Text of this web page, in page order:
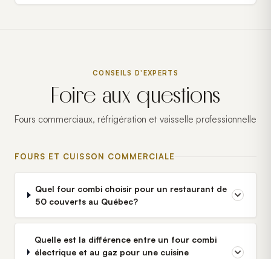
CONSEILS D'EXPERTS
Foire aux questions
Fours commerciaux, réfrigération et vaisselle professionnelle
FOURS ET CUISSON COMMERCIALE
Quel four combi choisir pour un restaurant de
50 couverts au Québec?
Quelle est la différence entre un four combi
électrique et au gaz pour une cuisine